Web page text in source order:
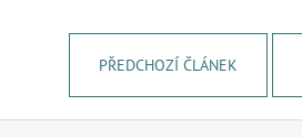
PŘEDCHOZÍ ČLÁNEK